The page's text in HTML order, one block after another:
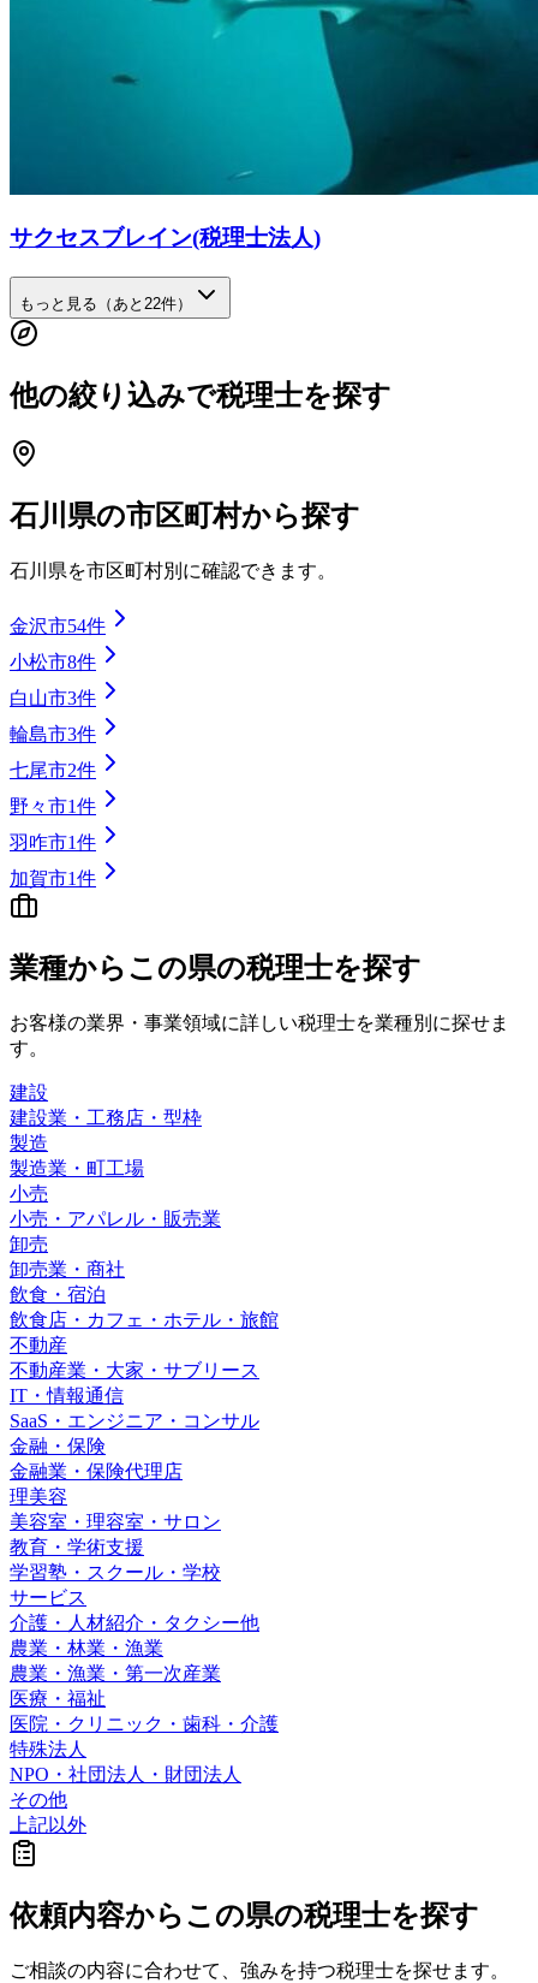
サクセスブレイン(税理士法人)
もっと見る（あと 22件）
他の絞り込みで税理士を探す
石川県の市区町村から探す
石川県を市区町村別に確認できます。
金沢市54件
小松市8件
白山市3件
輪島市3件
七尾市2件
野々市1件
羽咋市1件
加賀市1件
業種からこの県の税理士を探す
お客様の業界・事業領域に詳しい税理士を業種別に探せま
す。
建設
建設業・工務店・型枠
製造
製造業・町工場
小売
小売・アパレル・販売業
卸売
卸売業・商社
飲食・宿泊
飲食店・カフェ・ホテル・旅館
不動産
不動産業・大家・サブリース
IT・情報通信
SaaS・エンジニア・コンサル
金融・保険
金融業・保険代理店
理美容
美容室・理容室・サロン
教育・学術支援
学習塾・スクール・学校
サービス
介護・人材紹介・タクシー他
農業・林業・漁業
農業・漁業・第一次産業
医療・福祉
医院・クリニック・歯科・介護
特殊法人
NPO・社団法人・財団法人
その他
上記以外
依頼内容からこの県の税理士を探す
ご相談の内容に合わせて、強みを持つ税理士を探せます。